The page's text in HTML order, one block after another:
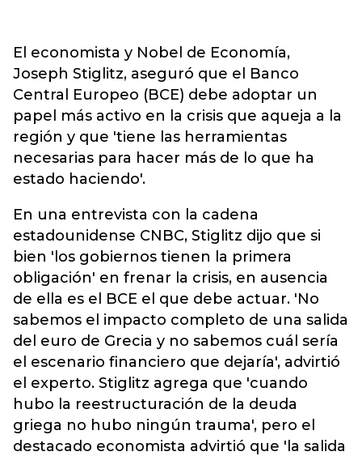
El economista y Nobel de Economía,
Joseph Stiglitz, aseguró que el Banco
Central Europeo (BCE) debe adoptar un
papel más activo en la crisis que aqueja a la
región y que 'tiene las herramientas
necesarias para hacer más de lo que ha
estado haciendo'.
En una entrevista con la cadena
estadounidense CNBC, Stiglitz dijo que si
bien 'los gobiernos tienen la primera
obligación' en frenar la crisis, en ausencia
de ella es el BCE el que debe actuar. 'No
sabemos el impacto completo de una salida
del euro de Grecia y no sabemos cuál sería
el escenario financiero que dejaría', advirtió
el experto. Stiglitz agrega que 'cuando
hubo la reestructuración de la deuda
griega no hubo ningún trauma', pero el
destacado economista advirtió que 'la salida